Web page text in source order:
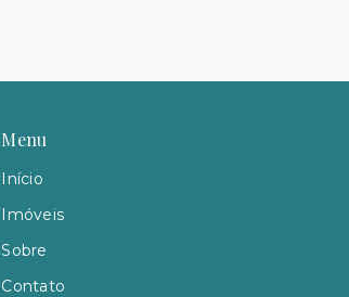
Menu
Início
Imóveis
Sobre
Contato